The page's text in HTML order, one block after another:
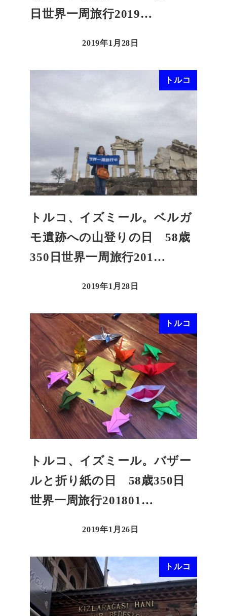
日世界一周旅行2019…
2019年1月28日
トルコ
トルコ、イズミール。ベルガ
モ遺跡への山登りの日 58歳
350日世界一周旅行201…
2019年1月28日
トルコ
トルコ、イズミール。バザー
ルと折り紙の日 58歳350日
世界一周旅行201801…
2019年1月26日
トルコ